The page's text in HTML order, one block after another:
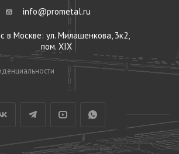
info@prometal.ru
в Москве: ул. Милашенкова, 3к2,
пом. XIX